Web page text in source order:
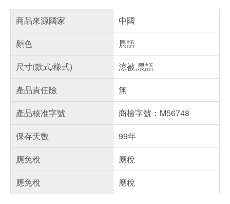
商品來源國家
中國
顏色
晨語
尺寸(款式/樣式)
涼被,晨語
產品責任險
無
產品核准字號
商檢字號：M56748
保存天數
99年
應免稅
應稅
應免稅
應稅